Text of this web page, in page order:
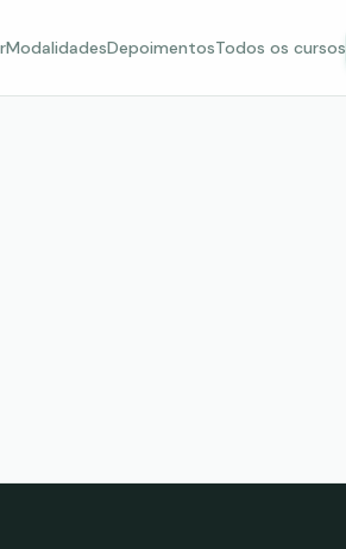
ModalidadesDepoimentosTodos os cursos